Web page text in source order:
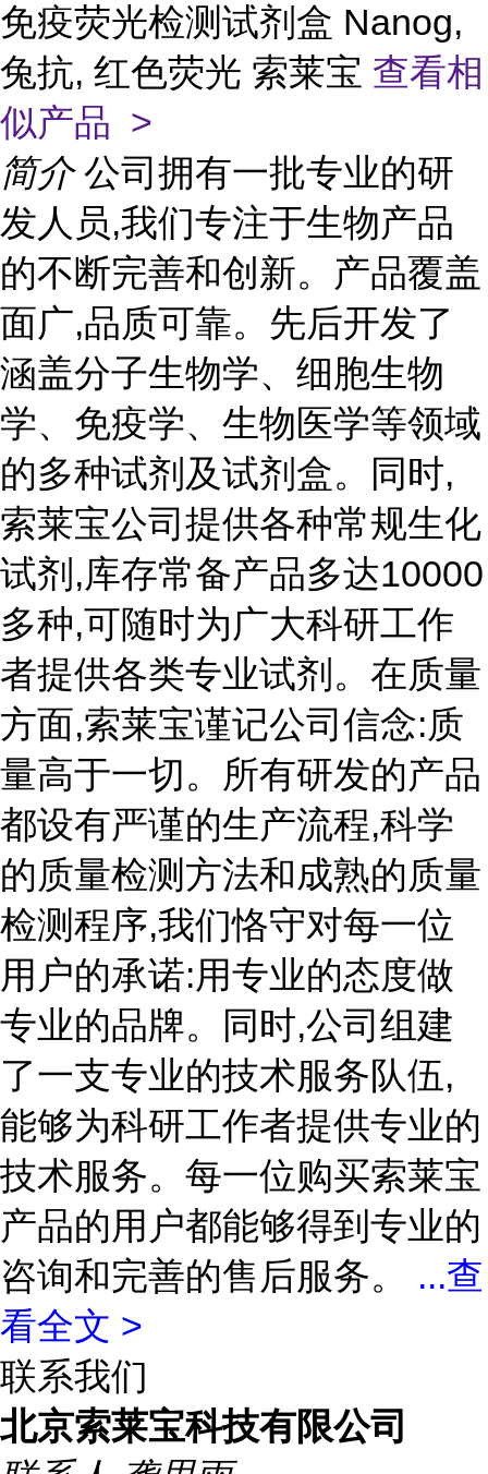
免疫荧光检测试剂盒 Nanog,
兔抗, 红色荧光 索莱宝 查看相
似产品 >
简介 公司拥有一批专业的研
发人员,我们专注于生物产品
的不断完善和创新。产品覆盖
面广,品质可靠。先后开发了
涵盖分子生物学、细胞生物
学、免疫学、生物医学等领域
的多种试剂及试剂盒。同时,
索莱宝公司提供各种常规生化
试剂,库存常备产品多达10000
多种,可随时为广大科研工作
者提供各类专业试剂。在质量
方面,索莱宝谨记公司信念:质
量高于一切。所有研发的产品
都设有严谨的生产流程,科学
的质量检测方法和成熟的质量
检测程序,我们恪守对每一位
用户的承诺:用专业的态度做
专业的品牌。同时,公司组建
了一支专业的技术服务队伍,
能够为科研工作者提供专业的
技术服务。每一位购买索莱宝
产品的用户都能够得到专业的
咨询和完善的售后服务。 ...查
看全文 >
联系我们
北京索莱宝科技有限公司